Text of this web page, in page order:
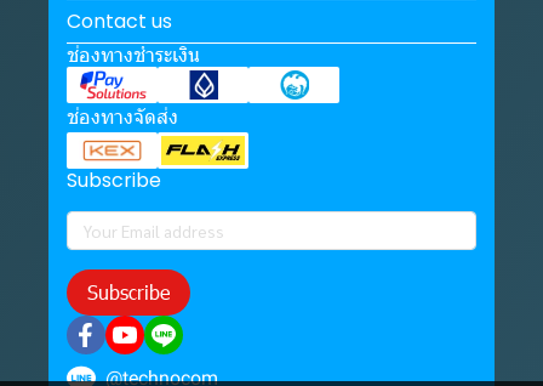
Contact us
ช่องทางชำระเงิน
ช่องทางจัดส่ง
Subscribe
Subscribe
@technocom